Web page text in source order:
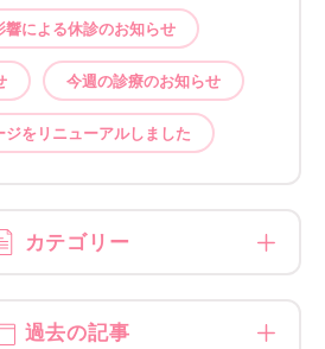
響による休診のお知らせ
今週の診療のお知らせ
ジをリニューアルしました
カテゴリー
過去の記事